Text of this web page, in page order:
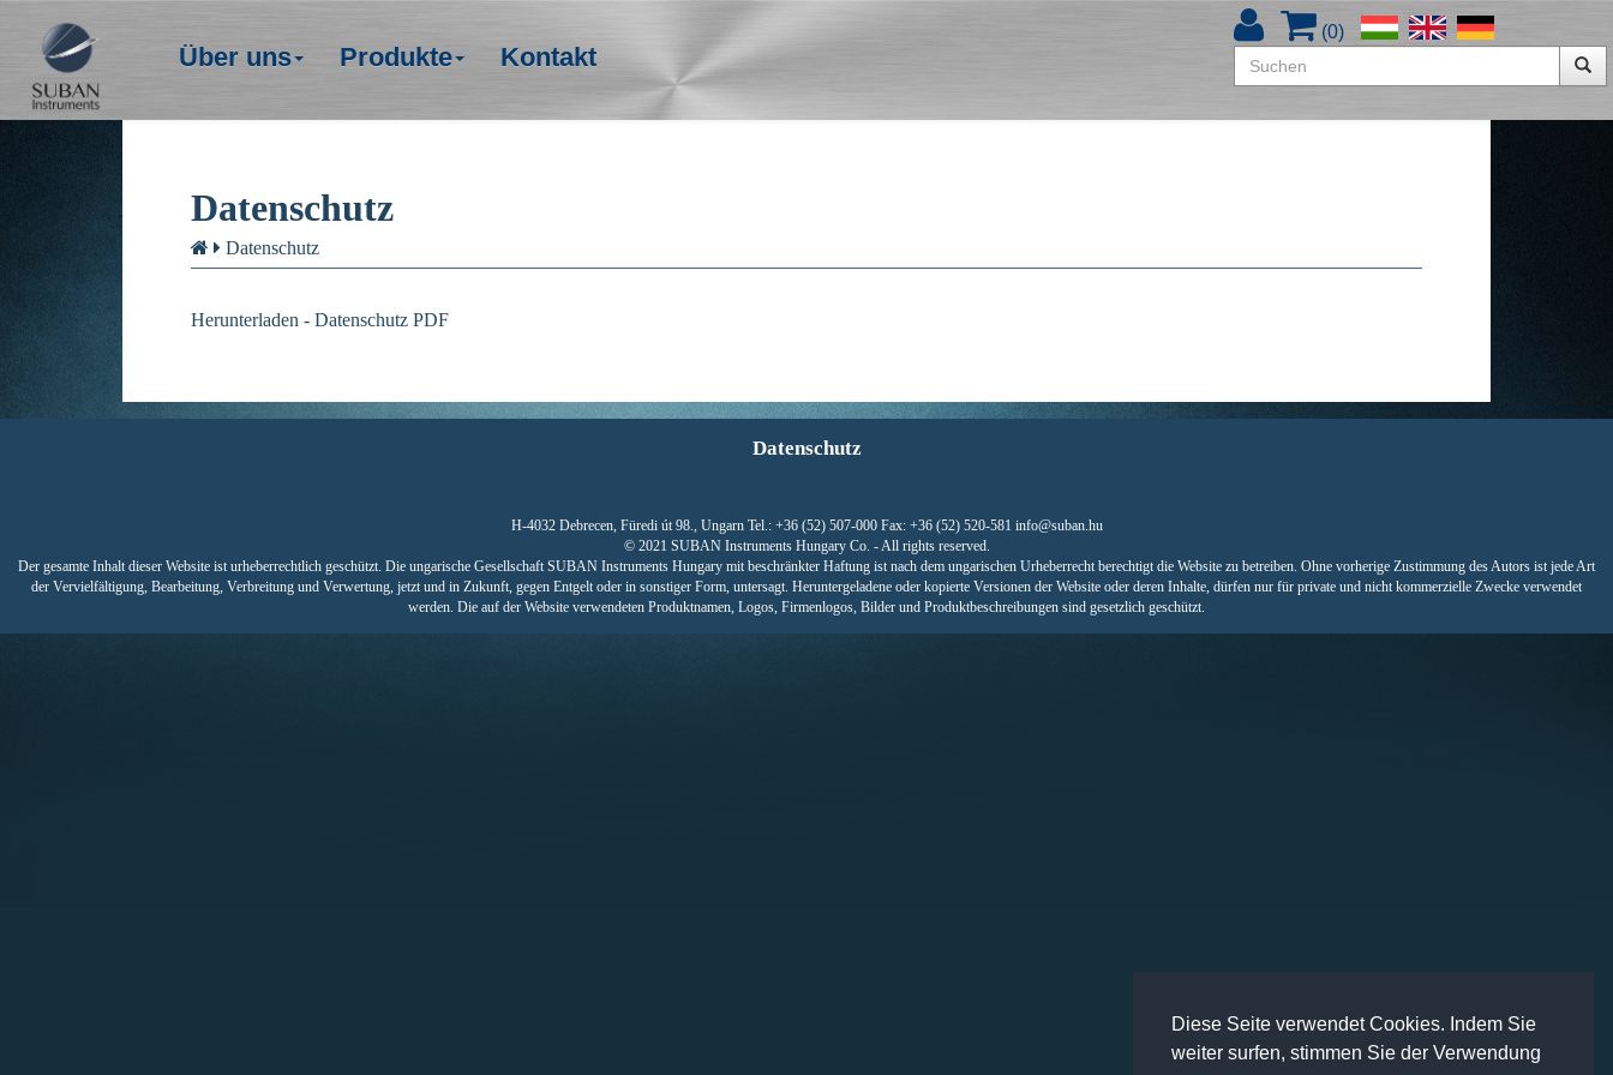
Diese Seite verwendet Cookies. Indem Sie
weiter surfen, stimmen Sie der Verwendung
Über uns Produkte Kontakt
(0)
Datenschutz
Datenschutz
Herunterladen - Datenschutz PDF
Datenschutz
H-4032 Debrecen, Füredi út 98., Ungarn Tel.: +36 (52) 507-000 Fax: +36 (52) 520-581 info@suban.hu
© 2021 SUBAN Instruments Hungary Co. - All rights reserved.
Der gesamte Inhalt dieser Website ist urheberrechtlich geschützt. Die ungarische Gesellschaft SUBAN Instruments Hungary mit beschränkter Haftung ist nach dem ungarischen Urheberrecht berechtigt die Website zu betreiben. Ohne vorherige Zustimmung des Autors ist jede Art
der Vervielfältigung, Bearbeitung, Verbreitung und Verwertung, jetzt und in Zukunft, gegen Entgelt oder in sonstiger Form, untersagt. Heruntergeladene oder kopierte Versionen der Website oder deren Inhalte, dürfen nur für private und nicht kommerzielle Zwecke verwendet
werden. Die auf der Website verwendeten Produktnamen, Logos, Firmenlogos, Bilder und Produktbeschreibungen sind gesetzlich geschützt.